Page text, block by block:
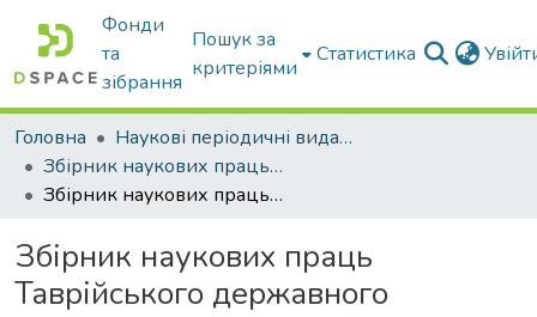
Фонди
та
зібрання
Пошук за
критеріями
Статистика
Головна
Наукові періодичні видання ТДАТУ
Збірник наукових праць Таврійського державного агротехнологічного університету (економічні науки)
Збірник наукових праць Таврійського державного агротехнологічного університету імені Дмитра Моторного (економічні науки). № 3 (52), 2024
Збірник наукових праць
Таврійського державного